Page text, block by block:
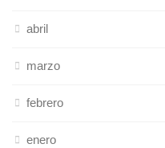
abril
marzo
febrero
enero